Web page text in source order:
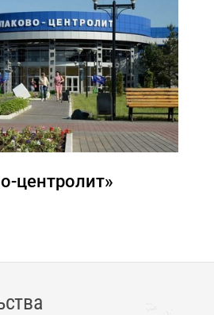
центролит»